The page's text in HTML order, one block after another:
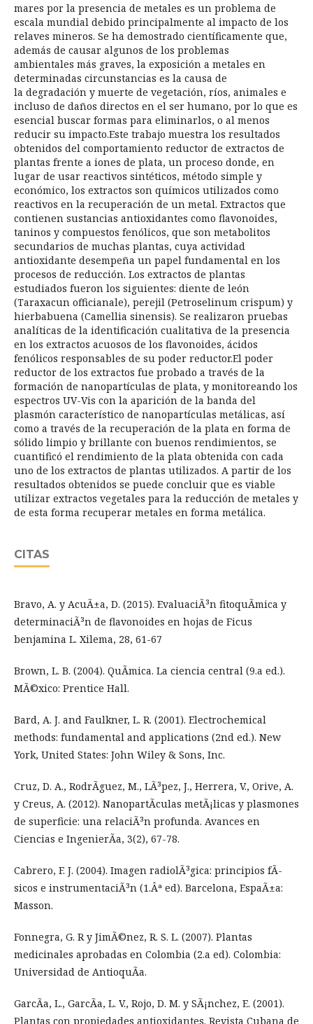
mares por la presencia de metales es un problema de
escala mundial debido principalmente al impacto de los
relaves mineros. Se ha demostrado científicamente que,
además de causar algunos de los problemas
ambientales más graves, la exposición a metales en
determinadas circunstancias es la causa de
la degradación y muerte de vegetación, ríos, animales e
incluso de daños directos en el ser humano, por lo que es
esencial buscar formas para eliminarlos, o al menos
reducir su impacto.Este trabajo muestra los resultados
obtenidos del comportamiento reductor de extractos de
plantas frente a iones de plata, un proceso donde, en
lugar de usar reactivos sintéticos, método simple y
económico, los extractos son químicos utilizados como
reactivos en la recuperación de un metal. Extractos que
contienen sustancias antioxidantes como flavonoides,
taninos y compuestos fenólicos, que son metabolitos
secundarios de muchas plantas, cuya actividad
antioxidante desempeña un papel fundamental en los
procesos de reducción. Los extractos de plantas
estudiados fueron los siguientes: diente de león
(Taraxacun officianale), perejil (Petroselinum crispum) y
hierbabuena (Camellia sinensis). Se realizaron pruebas
analíticas de la identificación cualitativa de la presencia
en los extractos acuosos de los flavonoides, ácidos
fenólicos responsables de su poder reductor.El poder
reductor de los extractos fue probado a través de la
formación de nanopartículas de plata, y monitoreando los
espectros UV-Vis con la aparición de la banda del
plasmón característico de nanopartículas metálicas, así
como a través de la recuperación de la plata en forma de
sólido limpio y brillante con buenos rendimientos, se
cuantificó el rendimiento de la plata obtenida con cada
uno de los extractos de plantas utilizados. A partir de los
resultados obtenidos se puede concluir que es viable
utilizar extractos vegetales para la reducción de metales y
de esta forma recuperar metales en forma metálica.
CITAS
Bravo, A. y AcuÃ±a, D. (2015). EvaluaciÃ³n fitoquÃ­mica y
determinaciÃ³n de flavonoides en hojas de Ficus
benjamina L. Xilema, 28, 61-67
Brown, L. B. (2004). QuÃ­mica. La ciencia central (9.a ed.).
MÃ©xico: Prentice Hall.
Bard, A. J. and Faulkner, L. R. (2001). Electrochemical
methods: fundamental and applications (2nd ed.). New
York, United States: John Wiley & Sons, Inc.
Cruz, D. A., RodrÃ­guez, M., LÃ³pez, J., Herrera, V., Orive, A.
y Creus, A. (2012). NanopartÃ­culas metÃ¡licas y plasmones
de superficie: una relaciÃ³n profunda. Avances en
Ciencias e IngenierÃ­a, 3(2), 67-78.
Cabrero, F. J. (2004). Imagen radiolÃ³gica: principios fÃ­
sicos e instrumentaciÃ³n (1.Âª ed). Barcelona, EspaÃ±a:
Masson.
Fonnegra, G. R y JimÃ©nez, R. S. L. (2007). Plantas
medicinales aprobadas en Colombia (2.a ed). Colombia:
Universidad de AntioquÃ­a.
GarcÃ­a, L., GarcÃ­a, L. V., Rojo, D. M. y SÃ¡nchez, E. (2001).
Plantas con propiedades antioxidantes. Revista Cubana de